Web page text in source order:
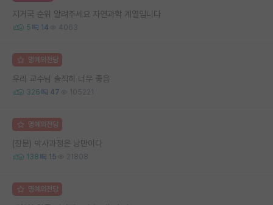
지거국 순위 알려주세요 자연과학 계열입니다
5 14 4063
명예의전당
우리 교수님 솔직히 너무 좋음
326 47 105221
명예의전당
(장문) 박사과정은 낭만이다
138 15 21808
명예의전당